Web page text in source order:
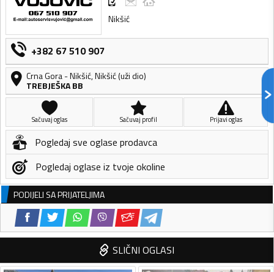
Nikšić
+382 67 510 907
Crna Gora-Nikšić,Nikšić (uži dio)
TREBJEŠKA BB
Sačuvaj oglas Sačuvaj profil Prijavi oglas
Pogledaj sve oglase prodavca
Pogledaj oglase iz tvoje okoline
PODIJELI SA PRIJATELJIMA
SLIČNI OGLASI